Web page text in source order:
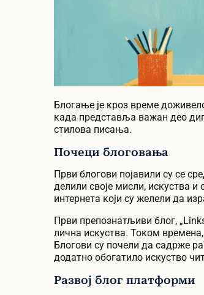
Блогање је кроз време
када представља важан део
стилова писања.
Почеци блоговања
Први блогови појавили су се
делили своје мисли, искуства
интернета који су желели да
Први препознатљиви блог,
лична искуства. Током
Блогови су почели да садрже
додатно обогатило искуство
Развој блог платформи